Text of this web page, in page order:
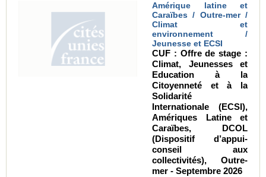
Amérique latine et
Caraïbes / Outre-mer /
Climat et
environnement /
Jeunesse et ECSI
CUF : Offre de stage :
Climat, Jeunesses et
Education à la
Citoyenneté et à la
Solidarité
Internationale (ECSI),
Amériques Latine et
Caraïbes, DCOL
(Dispositif d’appui-
conseil aux
collectivités), Outre-
mer - Septembre 2026